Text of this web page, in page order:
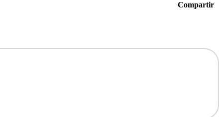
Compartir